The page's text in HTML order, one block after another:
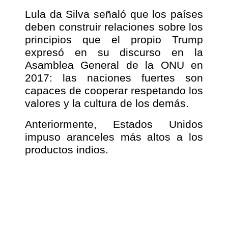
Lula da Silva señaló que los países
deben construir relaciones sobre los
principios que el propio Trump
expresó en su discurso en la
Asamblea General de la ONU en
2017: las naciones fuertes son
capaces de cooperar respetando los
valores y la cultura de los demás.
Anteriormente, Estados Unidos
impuso aranceles más altos a los
productos indios.